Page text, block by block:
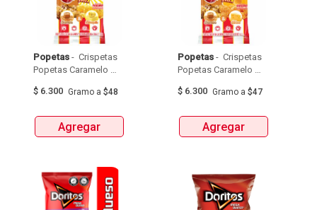
Popetas - Crispetas
Popetas Caramelo
$ 6.300 Gramo a $48
Agregar
Popetas - Crispetas
Popetas Caramelo
$ 6.300 Gramo a $47
Agregar